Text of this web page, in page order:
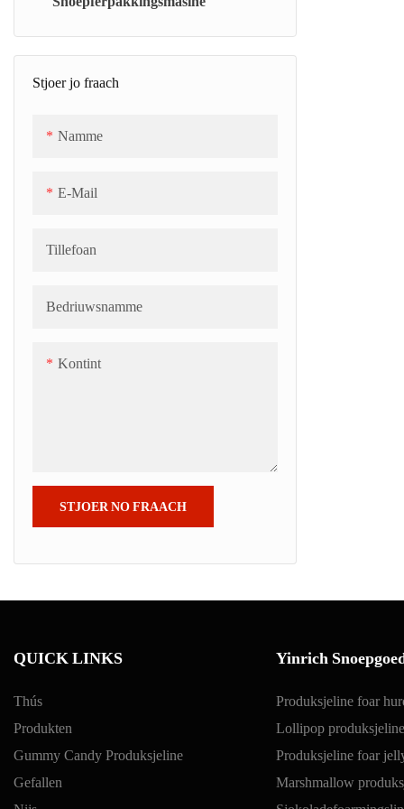
Universele stofzuiger (TC)
Stjoer jo fraach
Namme
E-Mail
Tillefoan
Bedriuwsnamme
Kontint
STJOER NO FRAACH
QUICK LINKS
Thús
Produkten
Gummy Candy Produksjeline
Gefallen
Yinrich
Produksjeline foar
Lollipop produksjeline
Produksjeline foar
Marshmallow